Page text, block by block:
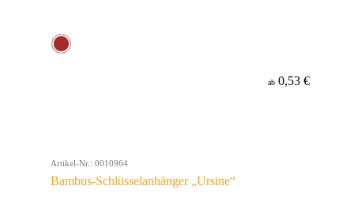
ab 0,53 €
Artikel-Nr.: 0010964
Bambus-Schlüsselanhänger „Ursine“